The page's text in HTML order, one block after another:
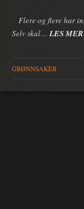
Flere og flere har
Selv skal… LES MER
GRØNNSAKER